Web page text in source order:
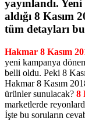
yayınlandı.
aldığı 8 Kasım
tüm detayları
Hakmar 8 Kasım
yeni kampanya
belli oldu. Peki 8
Hakmar 8 Kasım
ürünler sunulacak? 8
marketlerde
İşte bu soruların